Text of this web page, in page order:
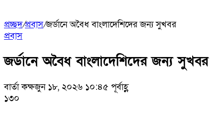
প্রচ্ছদ/প্রবাস/জর্ডানে অবৈধ বাংলাদেশিদের জন্য সুখবর
প্রবাস
জর্ডানে অবৈধ বাংলাদেশিদের জন্য সুখবর
বার্তা কক্ষজুন ১৮, ২০২৬ ১০:৪৫ পূর্বাহ্ণ
১৩০